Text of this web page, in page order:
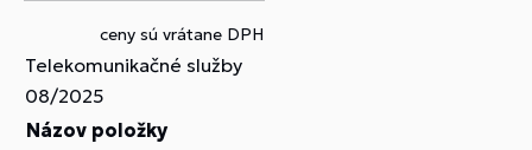
ceny sú vrátane DPH
Telekomunikačné služby
08/2025
Názov položky